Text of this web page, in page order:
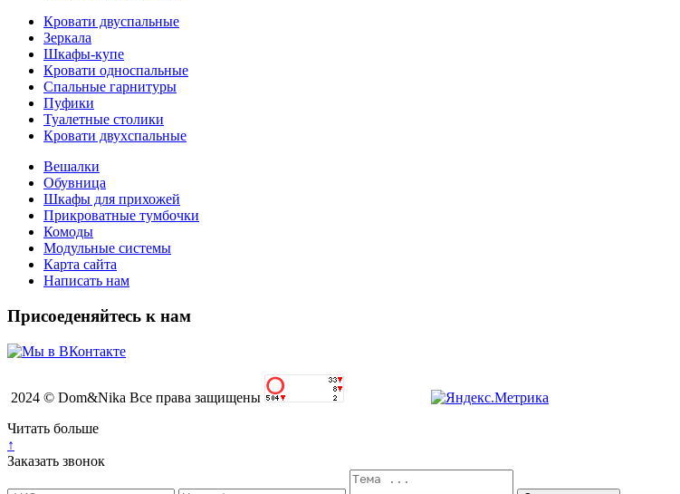
Кровати двуспальные
Зеркала
Шкафы-купе
Кровати односпальные
Спальные гарнитуры
Пуфики
Туалетные столики
Кровати двухспальные
Вешалки
Обувница
Шкафы для прихожей
Прикроватные тумбочки
Комоды
Модульные системы
Карта сайта
Написать нам
Присоеденяйтесь к нам
2024 © Dom&Nika Все права защищены
Читать больше
↑
Заказать звонок